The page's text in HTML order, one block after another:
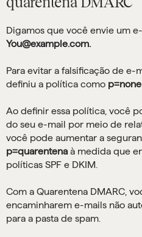
Digamos que você envie um
You@example.com.
Para evitar a falsificação de e-
definiu a política como p=none
Ao definir essa política, você
do seu e-mail por meio de
você pode aumentar a
p=quarentenaà medida que
políticas SPF e DKIM.
Com a Quarentena DMARC,
encaminharem e-mails não
para a pasta de spam.